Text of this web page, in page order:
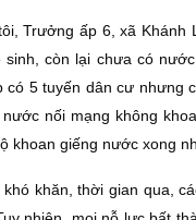
Trưởng ấp 6, xã Khánh
sinh, còn lại chưa có
có 5 tuyến dân cư nhưng
nối mạng không
khoan giếng nước xong
khó khăn, thời gian qua,